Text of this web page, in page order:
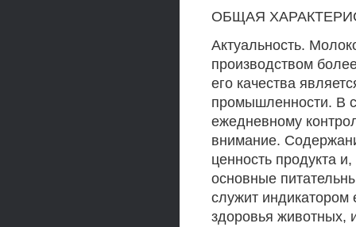
ОБЩАЯ
Актуальность.
производством
его качества
промышленности. В
ежедневному
внимание.
ценность продукта
основные
служит индикатором
здоровья животных,